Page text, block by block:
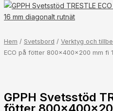
Hem / Svetsbord / Verktyg och
ECO på fötter 800x400x200 mm fi
GPPH Svetsstöd
fötter
GPPH
Svetsstöd
ECO
på
fi
16
rutnät
mängd